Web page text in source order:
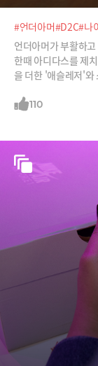
#언더아머#D2C#나
언더아머가 부활하
한때 아디다스를 제
을 더한 '애슬레저'
다시 부활하게 된 비
110